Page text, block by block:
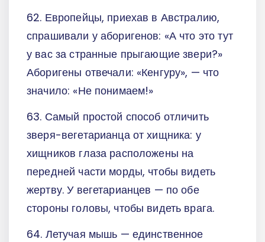
62. Европейцы, приехав в Австралию,
спрашивали у аборигенов: «А что это тут
у вас за странные прыгающие звери?»
Аборигены отвечали: «Кенгуру», — что
значило: «Не понимаем!»
63. Самый простой способ отличить
зверя-вегетарианца от хищника: у
хищников глаза расположены на
передней части морды, чтобы видеть
жертву. У вегетарианцев — по обе
стороны головы, чтобы видеть врага.
64. Летучая мышь — единственное